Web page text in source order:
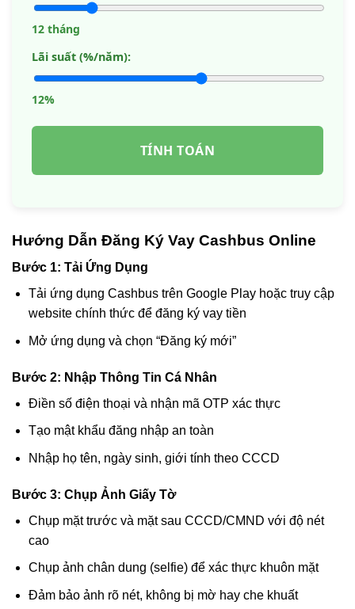
12 tháng
Lãi suất (%/năm):
12%
TÍNH TOÁN
Hướng Dẫn Đăng Ký Vay Cashbus Online
Bước 1: Tải Ứng Dụng
Tải ứng dụng Cashbus trên Google Play hoặc truy cập
website chính thức để đăng ký vay tiền
Mở ứng dụng và chọn “Đăng ký mới”
Bước 2: Nhập Thông Tin Cá Nhân
Điền số điện thoại và nhận mã OTP xác thực
Tạo mật khẩu đăng nhập an toàn
Nhập họ tên, ngày sinh, giới tính theo CCCD
Bước 3: Chụp Ảnh Giấy Tờ
Chụp mặt trước và mặt sau CCCD/CMND với độ nét
cao
Chụp ảnh chân dung (selfie) để xác thực khuôn mặt
Đảm bảo ảnh rõ nét, không bị mờ hay che khuất